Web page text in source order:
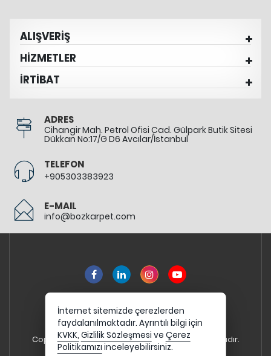
ALIŞVERİŞ
HİZMETLER
İRTİBAT
ADRES
Cihangir Mah. Petrol Ofisi Cad. Gülpark Butik Sitesi
Dükkan No:17/G D6 Avcılar/İstanbul
TELEFON
+905303383923
E-MAIL
info@bozkarpet.com
Copyright 2026 bozkarpet.com - Tüm hakları saklıdır.
Kredi kartı bilgileriniz 256bit SSL sertifikası ile
İnternet sitemizde çerezlerden
faydalanılmaktadır. Ayrıntılı bilgi için
KVKK, Gizlilik Sözleşmesi ve Çerez
Politikamızı inceleyebilirsiniz.